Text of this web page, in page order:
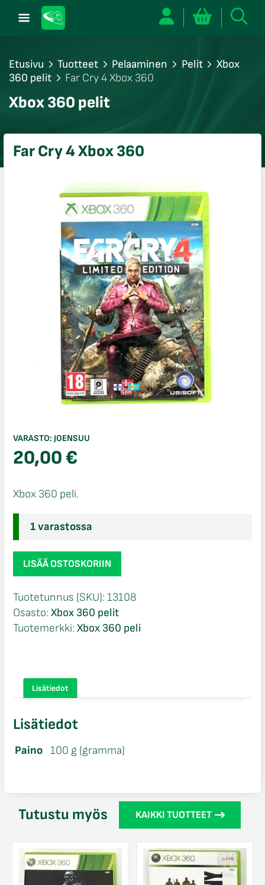
Etusivu Tuotteet Pelaaminen Pelit
Xbox
360 pelit
Far Cry 4 Xbox 360
Xbox 360 pelit
Far Cry 4 Xbox 360
VARASTO: JOENSUU
20,00€
Xbox 360 peli.
1 varastossa
Far
Cry
Xbox
360
määrä
LISÄÄ OSTOSKORIIN
Tuotetunnus (SKU): 13108
Osasto: Xbox 360 pelit
Tuotemerkki: Xbox 360 peli
Lisätiedot
Lisätiedot
Paino 100 g (gramma)
Tutustu myös KAIKKI TUOTTEET
sulje
sulje